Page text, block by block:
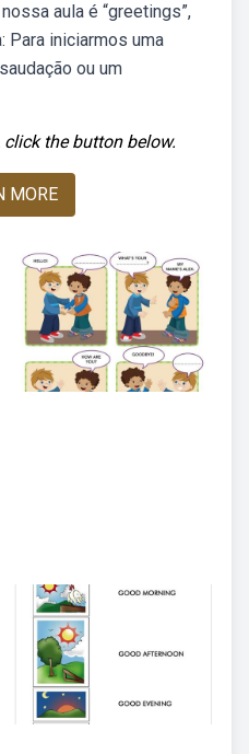
aula é “greetings”,
Para iniciarmos uma
ou um
the button below.
MORE